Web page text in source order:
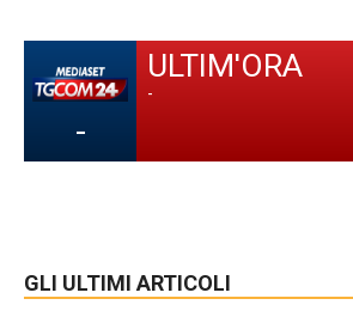
-
ULTIM'ORA
-
GLI ULTIMI ARTICOLI